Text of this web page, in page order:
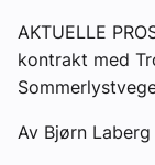
Nyheter
Aktuelle
AKTUELLE
kontrakt med
Av Bjørn Laberg